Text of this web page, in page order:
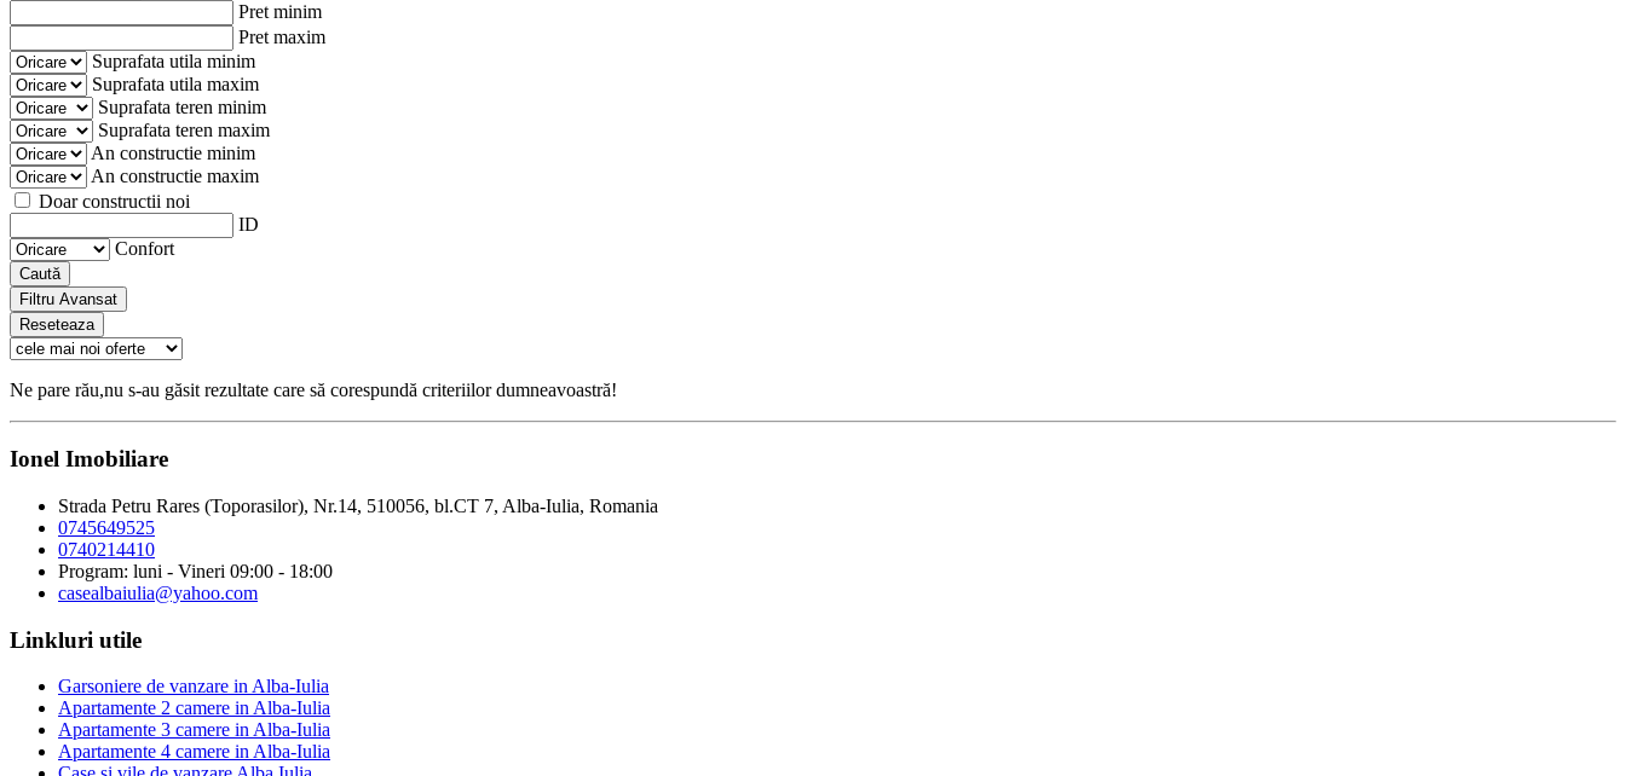
Pret minim
Pret maxim
Suprafata utila minim
Suprafata utila maxim
Suprafata teren minim
Suprafata teren maxim
An constructie minim
An constructie maxim
Doar constructii noi
ID
Confort
Caută
Filtru Avansat
Reseteaza
Ne pare rău,nu s-au găsit rezultate care să corespundă criteriilor dumneavoastră!
Ionel Imobiliare
Strada Petru Rares (Toporasilor), Nr.14, 510056, bl.CT 7, Alba-Iulia, Romania
0745649525
0740214410
Program: luni - Vineri 09:00 - 18:00
casealbaiulia@yahoo.com
Linkluri utile
Garsoniere de vanzare in Alba-Iulia
Apartamente 2 camere in Alba-Iulia
Apartamente 3 camere in Alba-Iulia
Apartamente 4 camere in Alba-Iulia